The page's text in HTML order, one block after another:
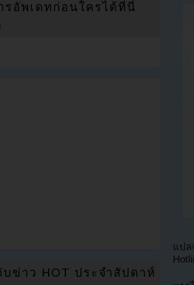
แปล
รอัพเดทก่อนใครได้ที่นี่
ข่าว HOT ประจำสัปดาห์